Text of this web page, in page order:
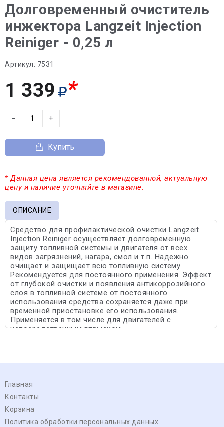
Долговременный очиститель
инжектора Langzeit Injection
Reiniger - 0,25 л
Артикул: 7531
1 339 *
− +
Купить
* Данная цена является рекомендованной, актуальную
цену и наличие уточняйте в магазине.
ОПИСАНИЕ
Средство для профилактической очистки Langzeit
Injection Reiniger осуществляет долговременную
защиту топливной системы и двигателя от всех
видов загрязнений, нагара, смол и т.п. Надежно
очищает и защищает всю топливную систему.
Рекомендуется для постоянного применения. Эффект
от глубокой очистки и появления антикоррозийного
слоя в топливной системе от постоянного
использования средства сохраняется даже при
временной приостановке его использования.
Применяется в том числе для двигателей с
непосредственным впрыском.
Главная
Контакты
Корзина
Политика обработки персональных данных